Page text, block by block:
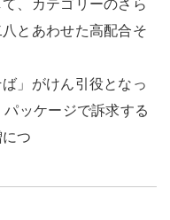
、カテゴリーのさら
とあわせた高配合そ
」がけん引役となっ
ッケージで訴求する
つ